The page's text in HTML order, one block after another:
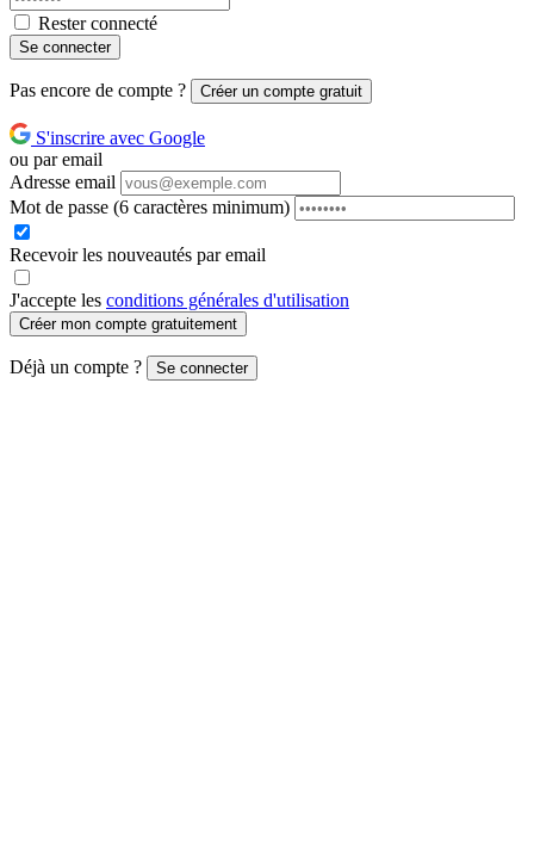
Rester connecté
Se connecter
Pas encore de compte ? Créer un compte gratuit
S'inscrire avec Google
ou par email
Adresse email
Mot de passe (6 caractères minimum)
Recevoir les nouveautés par email
J'accepte les conditions générales d'utilisation
Créer mon compte gratuitement
Déjà un compte ? Se connecter